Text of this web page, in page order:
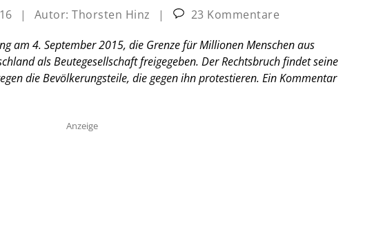
| Autor: Thorsten Hinz |
23 Kommentare
am 4. September 2015, die Grenze für Millionen Menschen aus
als Beutegesellschaft freigegeben. Der Rechtsbruch findet seine
die Bevölkerungsteile, die gegen ihn protestieren. Ein Kommentar
Anzeige